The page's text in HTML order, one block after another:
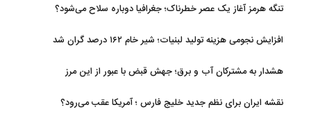
تنگه هرمز آغاز یک عصر خطرناک؛ جغرافیا دوباره سلاح می‌شود؟
افزایش نجومی هزینه تولید لبنیات؛ شیر خام ۱۶۲ درصد گران شد
هشدار به مشترکان آب و برق؛ جهش قبض با عبور از این مرز
نقشه ایران برای نظم جدید خلیج فارس ؛ آمریکا عقب می‌رود؟